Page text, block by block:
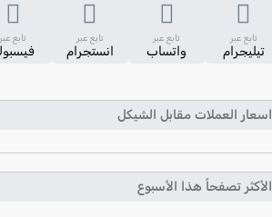
تابع عبر
تيليجرام
تابع عبر
واتساب
تابع عبر
انستجرام
تابع عبر
اسعار العملات مقابل الشيكل
الأكثر تصفحاً هذا الأسبوع